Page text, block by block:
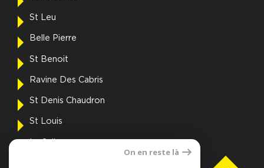
St Leu
Belle Pierre
St Benoit
Ravine Des Cabris
St Denis Chaudron
St Louis
On en reste là